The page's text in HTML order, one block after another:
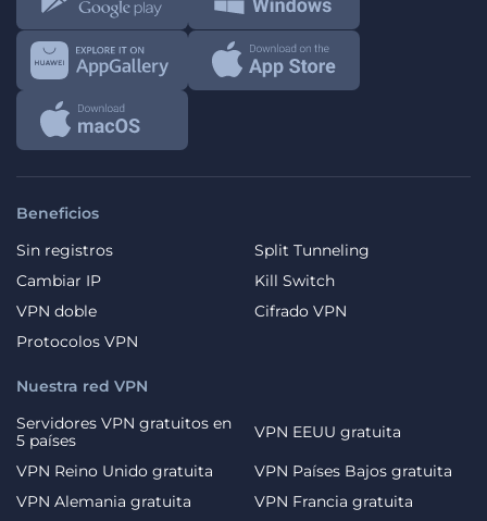
Beneficios
Sin registros
Split Tunneling
Cambiar IP
Kill Switch
VPN doble
Cifrado VPN
Protocolos VPN
Nuestra red VPN
Servidores VPN gratuitos en
5 países
VPN EEUU gratuita
VPN Reino Unido gratuita
VPN Países Bajos gratuita
VPN Alemania gratuita
VPN Francia gratuita